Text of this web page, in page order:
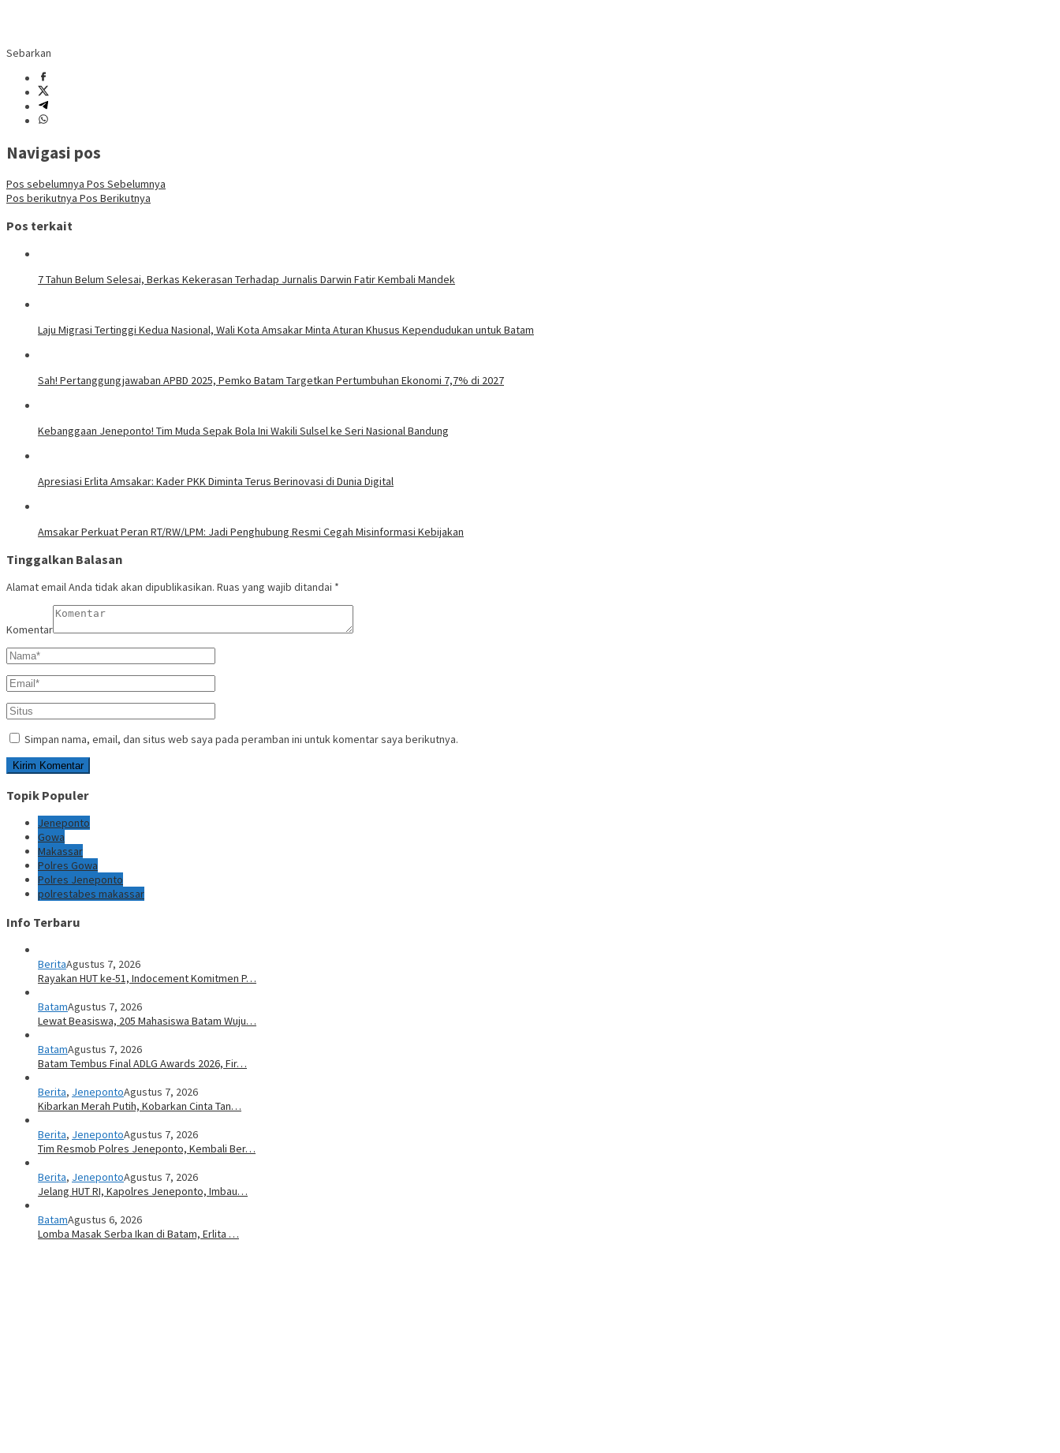
Sebarkan
Navigasi pos
Pos sebelumnya Pos Sebelumnya
Pos berikutnya Pos Berikutnya
Pos terkait
7 Tahun Belum Selesai, Berkas Kekerasan Terhadap Jurnalis Darwin Fatir Kembali Mandek
Laju Migrasi Tertinggi Kedua Nasional, Wali Kota Amsakar Minta Aturan Khusus Kependudukan untuk Batam
Sah! Pertanggungjawaban APBD 2025, Pemko Batam Targetkan Pertumbuhan Ekonomi 7,7% di 2027
Kebanggaan Jeneponto! Tim Muda Sepak Bola Ini Wakili Sulsel ke Seri Nasional Bandung
Apresiasi Erlita Amsakar: Kader PKK Diminta Terus Berinovasi di Dunia Digital
Amsakar Perkuat Peran RT/RW/LPM: Jadi Penghubung Resmi Cegah Misinformasi Kebijakan
Tinggalkan Balasan
Alamat email Anda tidak akan dipublikasikan. Ruas yang wajib ditandai *
Komentar
Simpan nama, email, dan situs web saya pada peramban ini untuk komentar saya berikutnya.
Topik Populer
Jeneponto
Gowa
Makassar
Polres Gowa
Polres Jeneponto
polrestabes makassar
Info Terbaru
BeritaAgustus 7, 2026
Rayakan HUT ke-51, Indocement Komitmen P…
BatamAgustus 7, 2026
Lewat Beasiswa, 205 Mahasiswa Batam Wuju…
BatamAgustus 7, 2026
Batam Tembus Final ADLG Awards 2026, Fir…
Berita, JenepontoAgustus 7, 2026
Kibarkan Merah Putih, Kobarkan Cinta Tan…
Berita, JenepontoAgustus 7, 2026
Tim Resmob Polres Jeneponto, Kembali Ber…
Berita, JenepontoAgustus 7, 2026
Jelang HUT RI, Kapolres Jeneponto, Imbau…
BatamAgustus 6, 2026
Lomba Masak Serba Ikan di Batam, Erlita …